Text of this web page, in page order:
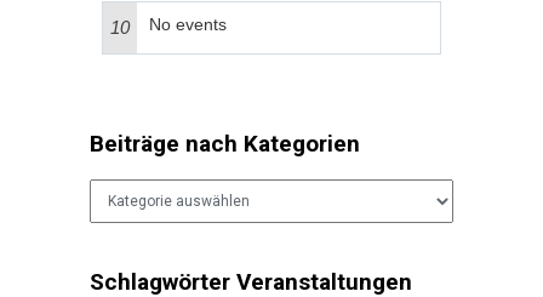
10 No events
Beiträge nach Kategorien
Schlagwörter Veranstaltungen